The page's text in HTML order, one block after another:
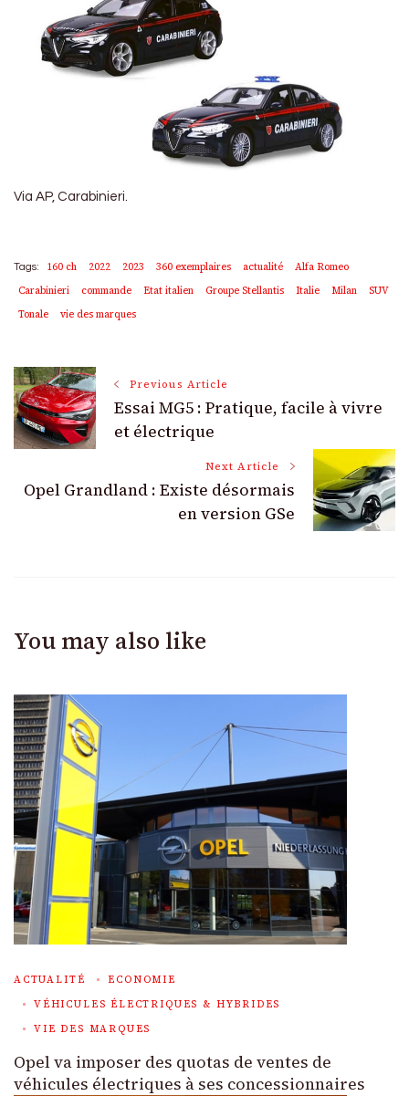
Via AP, Carabinieri.
Tags: 160 ch 2022 2023 360 exemplaires actualité
Alfa Romeo
Carabinieri
commande Etat italien Groupe Stellantis Italie Milan
SUV
Tonale
vie des marques
Post
Navigation
Previous Article
Essai MG5 : Pratique, facile à vivre
et électrique
Next Article
Opel Grandland : Existe désormais
en version GSe
You may also like
ACTUALITÉ
ECONOMIE
VÉHICULES ÉLECTRIQUES & HYBRIDES
VIE DES MARQUES
Opel va imposer des quotas de ventes de
véhicules électriques à ses concessionnaires